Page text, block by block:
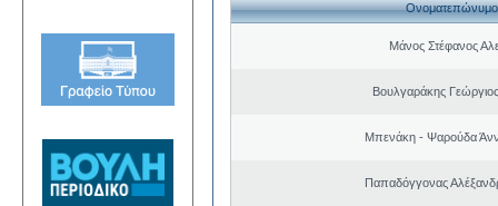
Ονοματεπώνυμο
Μάνος Στέφανος
Βουλγαράκης
Μπενάκη - Ψαρούδα
Παπαδόγγονας